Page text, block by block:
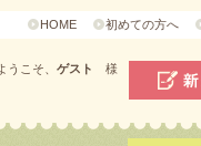
HOME 初めての方へ
うこそ、 ゲスト 様